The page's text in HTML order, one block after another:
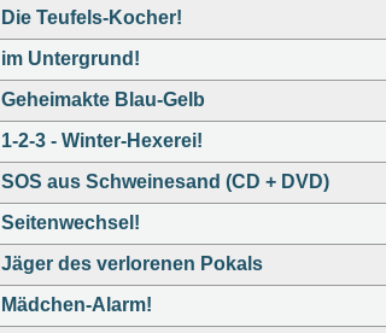
Die Teufels-Kocher!
im Untergrund!
Geheimakte Blau-Gelb
1-2-3 - Winter-Hexerei!
SOS aus Schweinesand (CD + DVD)
Seitenwechsel!
Jäger des verlorenen Pokals
Mädchen-Alarm!